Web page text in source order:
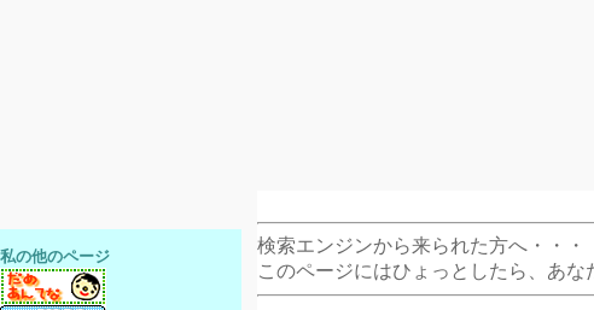
検索エンジンから来られた方へ・・・
このページにはひょっとしたら、あ
私の他のページ